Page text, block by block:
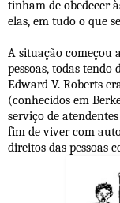
tinham de obedecer
elas, em tudo o que
A situação começou
pessoas, todas tendo
Edward V. Roberts
(conhecidos em
serviço de
fim de viver com
direitos das pessoas